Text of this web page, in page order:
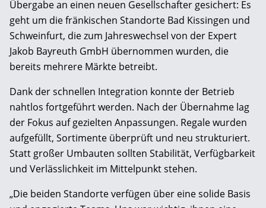
Übergabe an einen neuen Gesellschafter gesichert: Es
geht um die fränkischen Standorte Bad Kissingen und
Schweinfurt, die zum Jahreswechsel von der Expert
Jakob Bayreuth GmbH übernommen wurden, die
bereits mehrere Märkte betreibt.
Dank der schnellen Integration konnte der Betrieb
nahtlos fortgeführt werden. Nach der Übernahme lag
der Fokus auf gezielten Anpassungen. Regale wurden
aufgefüllt, Sortimente überprüft und neu strukturiert.
Statt großer Umbauten sollten Stabilität, Verfügbarkeit
und Verlässlichkeit im Mittelpunkt stehen.
„Die beiden Standorte verfügen über eine solide Basis